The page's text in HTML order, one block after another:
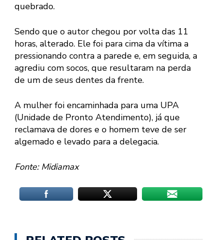
quebrado.
Sendo que o autor chegou por volta das 11
horas, alterado. Ele foi para cima da vítima a
pressionando contra a parede e, em seguida, a
agrediu com socos, que resultaram na perda
de um de seus dentes da frente.
A mulher foi encaminhada para uma UPA
(Unidade de Pronto Atendimento), já que
reclamava de dores e o homem teve de ser
algemado e levado para a delegacia.
Fonte: Midiamax